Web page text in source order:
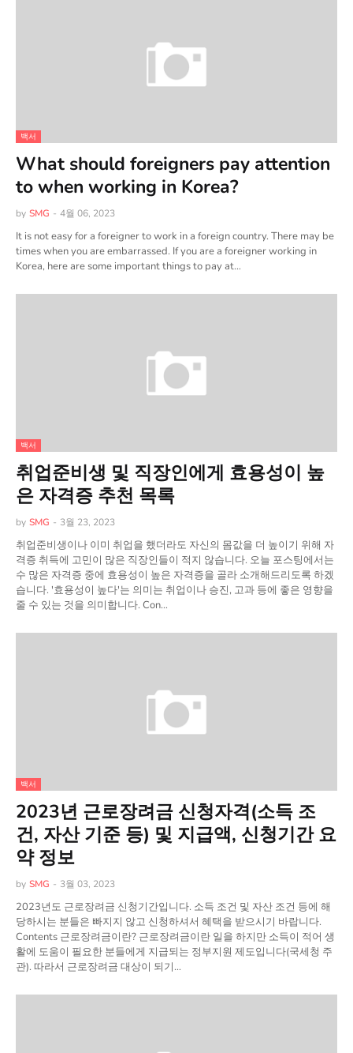
백서
What should foreigners pay attention
to when working in Korea?
by SMG - 4월 06, 2023
It is not easy for a foreigner to work in a foreign country. There may be
times when you are embarrassed. If you are a foreigner working in
Korea, here are some important things to pay at…
백서
취업준비생 및 직장인에게 효용성이 높
은 자격증 추천 목록
by SMG - 3월 23, 2023
취업준비생이나 이미 취업을 했더라도 자신의 몸값을 더 높이기 위해 자
격증 취득에 고민이 많은 직장인들이 적지 않습니다. 오늘 포스팅에서는
수 많은 자격증 중에 효용성이 높은 자격증을 골라 소개해드리도록 하겠
습니다. '효용성이 높다'는 의미는 취업이나 승진, 고과 등에 좋은 영향을
줄 수 있는 것을 의미합니다. Con…
백서
2023년 근로장려금 신청자격(소득 조
건, 자산 기준 등) 및 지급액, 신청기간 요
약 정보
by SMG - 3월 03, 2023
2023년도 근로장려금 신청기간입니다. 소득 조건 및 자산 조건 등에 해
당하시는 분들은 빠지지 않고 신청하셔서 혜택을 받으시기 바랍니다.
Contents 근로장려금이란? 근로장려금이란 일을 하지만 소득이 적어 생
활에 도움이 필요한 분들에게 지급되는 정부지원 제도입니다(국세청 주
관). 따라서 근로장려금 대상이 되기…